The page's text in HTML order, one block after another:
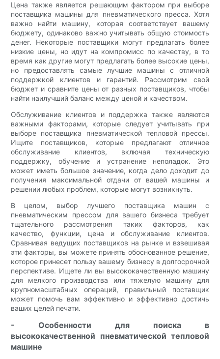
Цена также является решающим фактором при выборе
поставщика машины для пневматического пресса. Хотя
важно найти машину, которая соответствует вашему
бюджету, одинаково важно учитывать общую стоимость
денег. Некоторые поставщики могут предлагать более
низкие цены, но идут на компромисс по качеству, в то
время как другие могут предлагать более высокие цены,
но предоставлять самые лучшие машины с отличной
поддержкой клиентов и гарантий. Рассмотрим свой
бюджет и сравните цены от разных поставщиков, чтобы
найти наилучший баланс между ценой и качеством.
Обслуживание клиентов и поддержка также являются
важными факторами, которые следует учитывать при
выборе поставщика пневматической тепловой прессы.
Ищите поставщиков, которые предлагают отличное
обслуживание клиентов, включая техническую
поддержку, обучение и устранение неполадок. Это
может иметь большое значение, когда дело доходит до
получения максимальной отдачи от вашей машины и
решении любых проблем, которые могут возникнуть.
В целом, выбор лучшего поставщика машин с
пневматическим прессом для вашего бизнеса требует
тщательного рассмотрения таких факторов, как
качество, функции, цена и обслуживание клиентов.
Сравнивая ведущих поставщиков на рынке и взвешивая
эти факторы, вы можете принять обоснованное решение,
которое принесет пользу вашему бизнесу в долгосрочной
перспективе. Ищете ли вы высококачественную машину
для мелкого производства или тяжелую машину для
крупномасштабных операций, правильный поставщик
может помочь вам эффективно и эффективно достичь
ваших целей печати.
- Особенности для поиска в
высококачественной пневматической тепловой
машине